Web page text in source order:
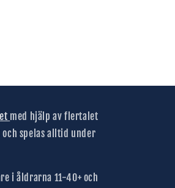
med hjälp av flertalet
spelas alltid under
i åldrarna 11-40+ och